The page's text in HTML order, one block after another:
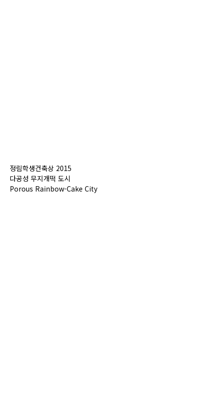
정림학생건축상 2015
다공성 무지개떡 도시
Porous Rainbow-Cake City